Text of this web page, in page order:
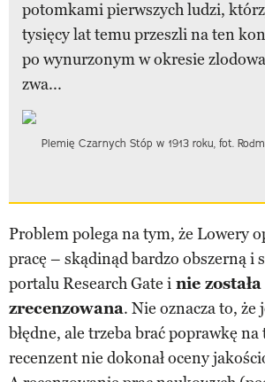
potomkami pierwszych ludzi,
tysięcy lat temu przeszli na ten
po wynurzonym w okresie
zwa...
Plemię Czarnych Stóp w 1913 roku, fot.
Problem polega na tym, że Lowery
pracę – skądinąd bardzo obszerną i
portalu Research Gate i nie
zrecenzowana. Nie oznacza to, że
błędne, ale trzeba brać poprawkę na
recenzent nie dokonał oceny